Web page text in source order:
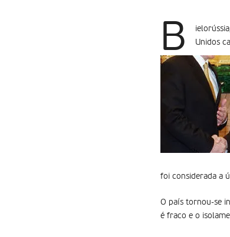
B
Unidos
foi considerada a
O país tornou-se
é fraco e o